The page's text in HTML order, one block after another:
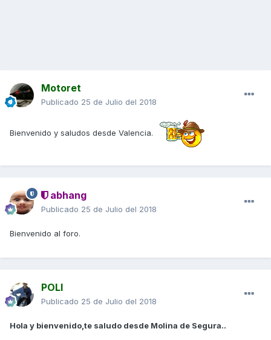
Motoret
Publicado 25 de Julio del 2018
Bienvenido y saludos desde Valencia.
abhang
Publicado 25 de Julio del 2018
Bienvenido al foro.
POLI
Publicado 25 de Julio del 2018
Hola y bienvenido,te saludo desde Molina de Segura..